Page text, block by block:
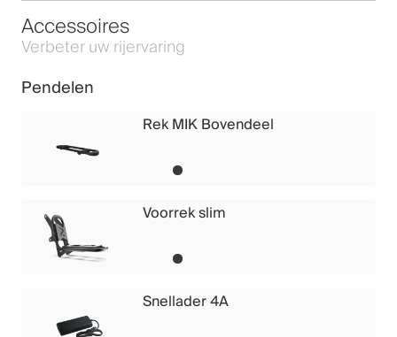
Accessoires
Verbeter uw rijervaring
Pendelen
Rek MIK Bovendeel
Voorrek slim
Snellader 4A